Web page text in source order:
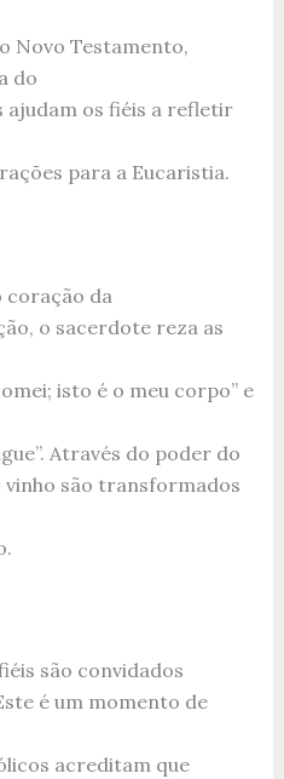
Novo Testamento,
do
ajudam os fiéis a refletir
para a Eucaristia.
coração da
o sacerdote reza as
isto é o meu corpo” e
Através do poder do
vinho são transformados
são convidados
é um momento de
acreditam que